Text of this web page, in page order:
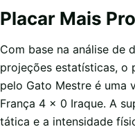
Placar Mais
Com base na análise de
projeções estatísticas, o
pelo Gato Mestre é uma
França 4 x 0 Iraque. A
tática e a intensidade